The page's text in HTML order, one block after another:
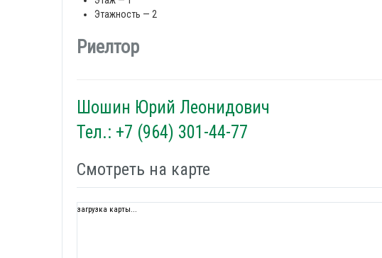
Этажность — 2
Риелтор
Шошин Юрий Леонидович
Тел.: +7 (964) 301-44-77
Смотреть на карте
загрузка карты...